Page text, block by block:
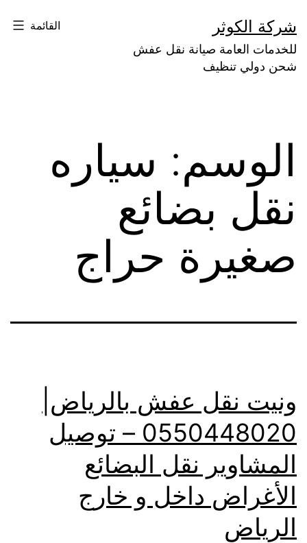
إلى
المحتوى
شركة الكوثر
للخدمات العامة صيانة نقل عفش
شحن دولي تنظيف
القائمة
الوسم: سياره
نقل بضائع
صغيرة حراج
ونيت نقل عفش بالرياض|
0550448020 – توصيل
المشاوير نقل البضائع
الأغراض داخل و خارج
الرياض